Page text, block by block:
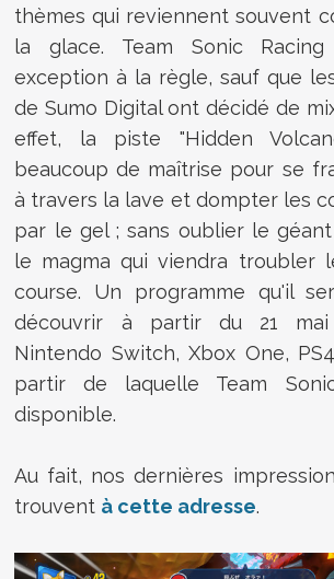
thèmes qui reviennent souvent
la glace. Team Sonic
exception à la règle, sauf que
de Sumo Digital ont décidé de
effet, la piste "Hidden
beaucoup de maîtrise pour se
à travers la lave et dompter les
par le gel ; sans oublier le
le magma qui viendra troubler
course. Un programme qu'il
découvrir à partir du 21
Nintendo Switch, Xbox One,
partir de laquelle Team
disponible.
Au fait, nos dernières
trouvent à cette adresse.